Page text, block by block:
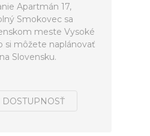
Apartmán 17,
Smokovec sa
meste Vysoké
si môžete naplánovať
Slovensku.
DOSTUPNOSŤ